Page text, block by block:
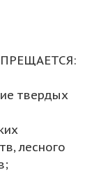
твердых
лесного